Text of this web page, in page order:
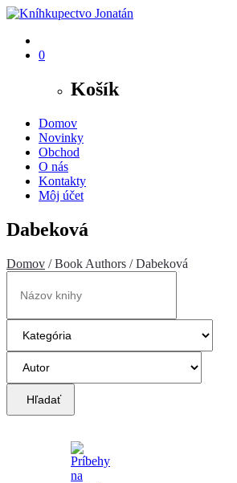
0
Košík
Domov
Novinky
Obchod
O nás
Kontakty
Môj účet
Dabeková
Domov / Book Authors / Dabeková
Hľadať